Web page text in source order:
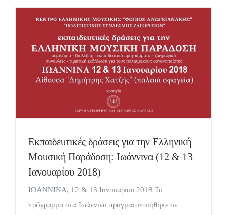
Εκπαιδευτικές δράσεις για την Ελληνική
Μουσική Παράδοση: Ιωάννινα (12 & 13
Ιανουαρίου 2018)
ΙΩΑΝΝΙΝΑ, 12 & 13 Ιανουαρίου 2018 Το
πρόγραμμα στα Ιωάννινα πραγματοποιήθηκε σε